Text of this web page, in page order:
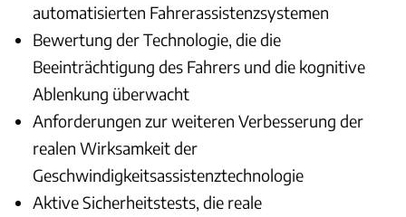
automatisierten Fahrerassistenzsystemen
Bewertung der Technologie, die die
Beeinträchtigung des Fahrers und die kognitive
Ablenkung überwacht
Anforderungen zur weiteren Verbesserung der
realen Wirksamkeit der
Geschwindigkeitsassistenztechnologie
Aktive Sicherheitstests, die reale